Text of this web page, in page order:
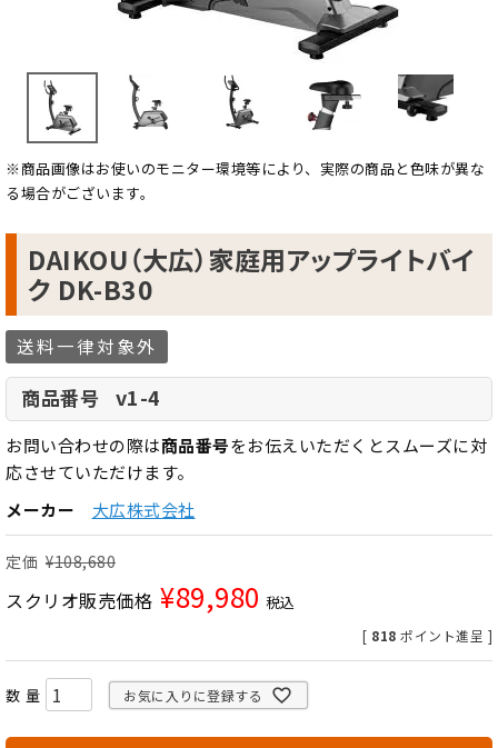
※商品画像はお使いのモニター環境等により、実際の商品と色味が異な
る場合がございます。
DAIKOU（大広）家庭用アップライトバイ
ク DK-B30
送料一律対象外
商品番号 v1-4
お問い合わせの際は商品番号をお伝えいただくとスムーズに対
応させていただけます。
メーカー
大広株式会社
定価 ¥108,680
スクリオ販売価格 ¥89,980 税込
[ 818 ポイント進呈 ]
お気に入りに登録する